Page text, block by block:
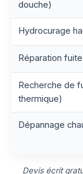
douche)
Hydrocurage
Réparation
Recherche de
thermique)
Dépannage
Devis écrit